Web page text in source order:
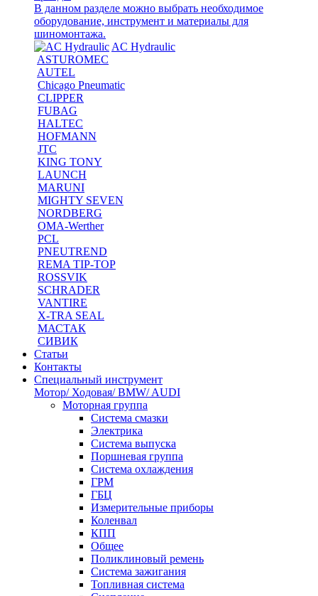
В данном разделе можно выбрать необходимое
оборудование, инструмент и материалы для
шиномонтажа.
AC Hydraulic
ASTUROMEC
AUTEL
Chicago Pneumatic
CLIPPER
FUBAG
HALTEC
HOFMANN
JTC
KING TONY
LAUNCH
MARUNI
MIGHTY SEVEN
NORDBERG
OMA-Werther
PCL
PNEUTREND
REMA TIP-TOP
ROSSVIK
SCHRADER
VANTIRE
X-TRA SEAL
МАСТАК
СИВИК
Статьи
Контакты
Специальный инструмент
Мотор/ Ходовая/ BMW/ AUDI
Моторная группа
Система смазки
Электрика
Система выпуска
Поршневая группа
Система охлаждения
ГРМ
ГБЦ
Измерительные приборы
Коленвал
КПП
Общее
Поликлиновый ремень
Система зажигания
Топливная система